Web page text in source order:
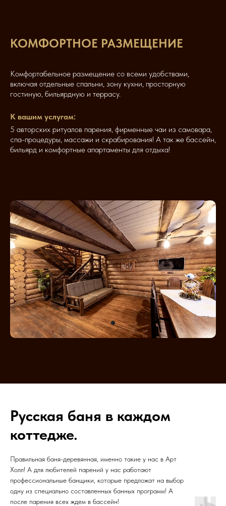
КОМФОРТНОЕ РАЗМЕЩЕНИЕ
Комфортабельное размещение со всеми удобствами,
включая отдельные спальни, зону кухни, просторную
гостиную, бильярдную и террасу.
К вашим услугам:
5 авторских ритуалов парения, фирменные чаи из самовара,
спа-процедуры, массажи и скрабирования! А так же бассейн,
бильярд и комфортные апартаменты для отдыха!
Русская баня в каждом
коттедже.
Правильная баня-деревянная, именно такие у нас в Арт
Холл! А для любителей парений у нас работают
профессиональные банщики, которые предложат на выбор
одну из специально составленных банных программ! А
после парения всех ждем в бассейн!